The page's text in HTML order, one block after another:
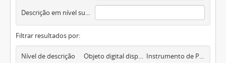
Descrição em nível superior
Filtrar resultados por:
Nível de descrição Objeto digital disponível Instrumento de Pesquisa